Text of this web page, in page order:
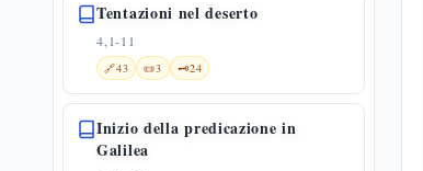
Tentazioni nel deserto
4,1-11
🔗43 📜3 🗝️24
Inizio della predicazione in
Galilea